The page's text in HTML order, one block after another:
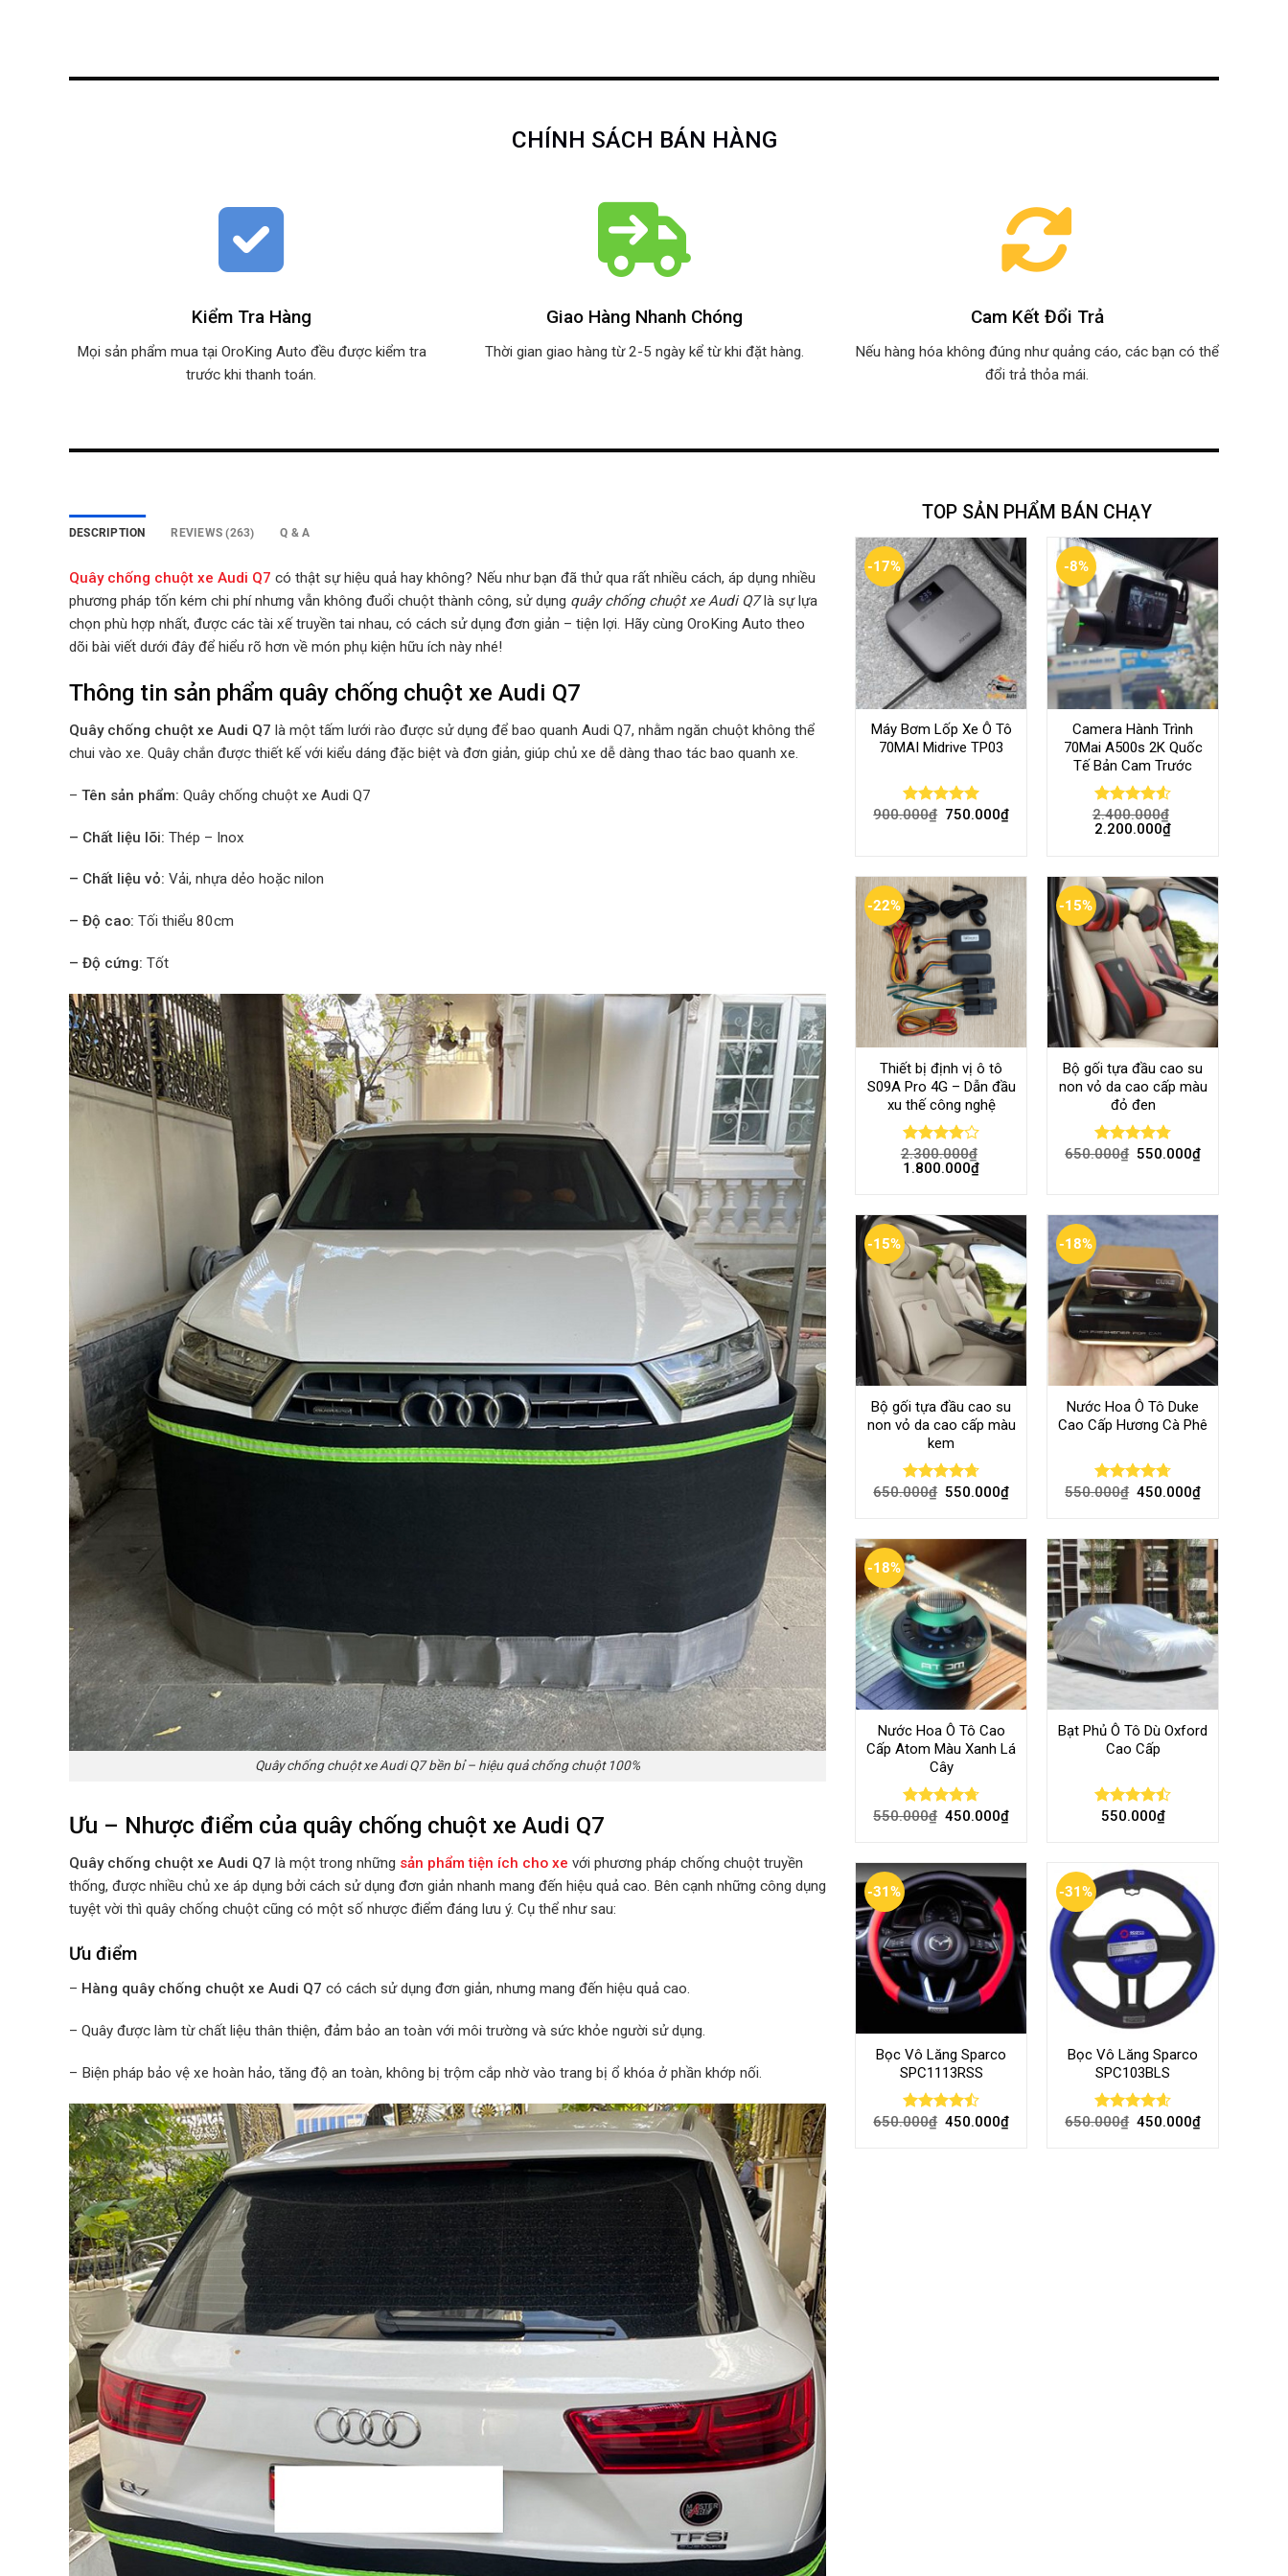
CHÍNH SÁCH BÁN HÀNG
Kiểm Tra Hàng
Mọi sản phẩm mua tại OroKing Auto đều được kiểm tra
trước khi thanh toán.
Giao Hàng Nhanh Chóng
Thời gian giao hàng từ 2-5 ngày kể từ khi đặt hàng.
Cam Kết Đổi Trả
Nếu hàng hóa không đúng như quảng cáo, các bạn có thể
đổi trả thỏa mái.
DESCRIPTION REVIEWS (263) Q & A
Quây chống chuột xe Audi Q7 có thật sự hiệu quả hay không? Nếu như bạn đã thử qua rất nhiều cách, áp dụng nhiều
phương pháp tốn kém chi phí nhưng vẫn không đuổi chuột thành công, sử dụng quây chống chuột xe Audi Q7là sự lựa
chọn phù hợp nhất, được các tài xế truyền tai nhau, có cách sử dụng đơn giản – tiện lợi. Hãy cùng OroKing Auto theo
dõi bài viết dưới đây để hiểu rõ hơn về món phụ kiện hữu ích này nhé!
Thông tin sản phẩm quây chống chuột xe Audi Q7
Quây chống chuột xe Audi Q7 là một tấm lưới rào được sử dụng để bao quanh Audi Q7, nhằm ngăn chuột không thể
chui vào xe. Quây chắn được thiết kế với kiểu dáng đặc biệt và đơn giản, giúp chủ xe dễ dàng thao tác bao quanh xe.
– Tên sản phẩm: Quây chống chuột xe Audi Q7
– Chất liệu lõi: Thép – Inox
– Chất liệu vỏ: Vải, nhựa dẻo hoặc nilon
– Độ cao: Tối thiểu 80cm
– Độ cứng: Tốt
Quây chống chuột xe Audi Q7 bền bỉ – hiệu quả chống chuột 100%
Ưu – Nhược điểm của quây chống chuột xe Audi Q7
Quây chống chuột xe Audi Q7 là một trong những sản phẩm tiện ích cho xe với phương pháp chống chuột truyền
thống, được nhiều chủ xe áp dụng bởi cách sử dụng đơn giản nhanh mang đến hiệu quả cao. Bên cạnh những công dụng
tuyệt vời thì quây chống chuột cũng có một số nhược điểm đáng lưu ý. Cụ thể như sau:
Ưu điểm
– Hàng quây chống chuột xe Audi Q7 có cách sử dụng đơn giản, nhưng mang đến hiệu quả cao.
– Quây được làm từ chất liệu thân thiện, đảm bảo an toàn với môi trường và sức khỏe người sử dụng.
– Biện pháp bảo vệ xe hoàn hảo, tăng độ an toàn, không bị trộm cắp nhờ vào trang bị ổ khóa ở phần khớp nối.
TOP SẢN PHẨM BÁN CHẠY
-17%
Máy Bơm Lốp Xe Ô Tô
70MAI Midrive TP03
Rated 5.00
900.000₫ 750.000₫
-8%
Camera Hành Trình
70Mai A500s 2K Quốc
Tế Bản Cam Trước
Rated4.56
out of 5
2.400.000₫
2.200.000₫
-22%
Thiết bị định vị ô tô
S09A Pro 4G – Dẫn đầu
xu thế công nghệ
Rated
4.00out
2.300.000₫
1.800.000₫
-15%
Bộ gối tựa đầu cao su
non vỏ da cao cấp màu
đỏ đen
Rated4.80
650.000₫ 550.000₫
-15%
Bộ gối tựa đầu cao su
non vỏ da cao cấp màu
kem
Rated4.70
650.000₫ 550.000₫
-18%
Nước Hoa Ô Tô Duke
Cao Cấp Hương Cà Phê
Rated4.70
550.000₫ 450.000₫
-18%
Nước Hoa Ô Tô Cao
Cấp Atom Màu Xanh Lá
Cây
Rated4.70
550.000₫ 450.000₫
Bạt Phủ Ô Tô Dù Oxford
Cao Cấp
Rated
550.000₫
-31%
Bọc Vô Lăng Sparco
SPC1113RSS
Rated
650.000₫ 450.000₫
-31%
Bọc Vô Lăng Sparco
SPC103BLS
Rated4.57
650.000₫ 450.000₫